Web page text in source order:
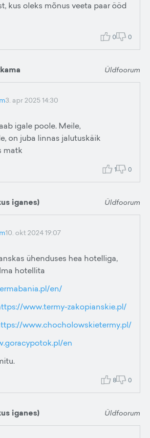
kus oleks mõnus veeta paar ööd
0 0
Üldfoorum
3. apr 2025 14:30
igale poole. Meile,
on juba linnas jalutuskäik
matk
1 0
iganes) Üldfoorum
10. okt 2024 19:07
ühenduses hea hotelliga,
hotellita
en/
www.termy-zakopianskie.pl/
www.chocholowskietermy.pl/
en
8 0
iganes) Üldfoorum